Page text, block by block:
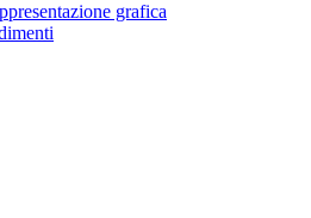
grafica